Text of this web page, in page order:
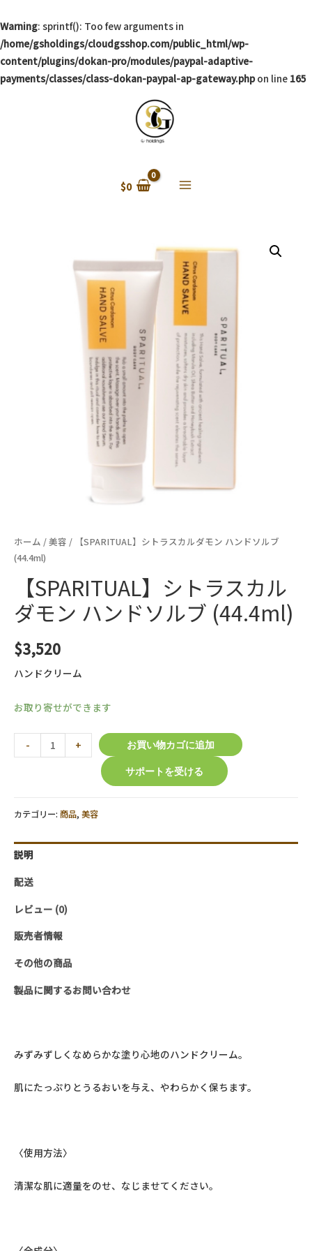
Warning: sprintf(): Too few arguments in
/home/gsholdings/cloudgsshop.com/public_html/wp-
content/plugins/dokan-pro/modules/paypal-adaptive-
payments/classes/class-dokan-paypal-ap-gateway.phpon line 165
$0
ホーム /美容 / 【SPARITUAL】シトラスカルダモン ハンドソルブ
(44.4ml)
【SPARITUAL】シトラスカル
ダモン ハンドソルブ (44.4ml)
$3,520
ハンドクリーム
お取り寄せができます
-
【SPARITUAL】
シ
ス
ル
ダ
モ
ハ
ン
ソ
ル
+
お買い物カゴに追加
サポートを受ける
カテゴリー: 商品, 美容
説明
配送
レビュー (0)
販売者情報
その他の商品
製品に関するお問い合わせ
みずみずしくなめらかな塗り心地のハンドクリーム。
肌にたっぷりとうるおいを与え、やわらかく保ちます。
〈使用方法〉
清潔な肌に適量をのせ、なじませてください。